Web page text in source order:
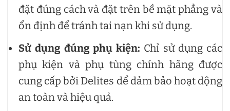
đặt đúng cách và đặt trên bề mặt phẳng và
ổn định để tránh tai nạn khi sử dụng.
Sử dụng đúng phụ kiện: Chỉ sử dụng các
phụ kiện và phụ tùng chính hãng được
cung cấp bởi Delites để đảm bảo hoạt động
an toàn và hiệu quả.